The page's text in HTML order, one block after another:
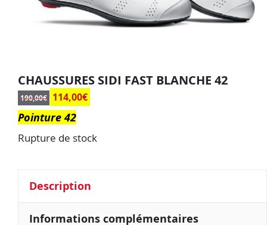
CHAUSSURES SIDI FAST BLANCHE 42
190,00€ 114,00€
Pointure 42
Rupture de stock
Description
Informations complémentaires